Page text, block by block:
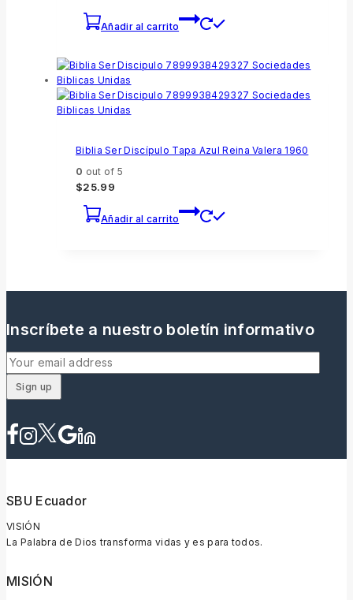
Añadir al carrito
Biblia Ser Discípulo Tapa Azul Reina Valera 1960
0 out of 5
$25.99
Añadir al carrito
Inscríbete a nuestro boletín informativo
SBU Ecuador
VISIÓN
La Palabra de Dios transforma vidas y es para todos.
MISIÓN